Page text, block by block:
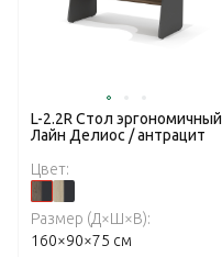
L-2.2R Стол эргономичный
Лайн Делиос / антрацит
Цвет:
Размер (Д×Ш×В):
160×90×75 см